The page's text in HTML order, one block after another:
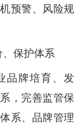
预警、风险规
、保护体系
品牌培育、发
，完善监管保
系、品牌管理